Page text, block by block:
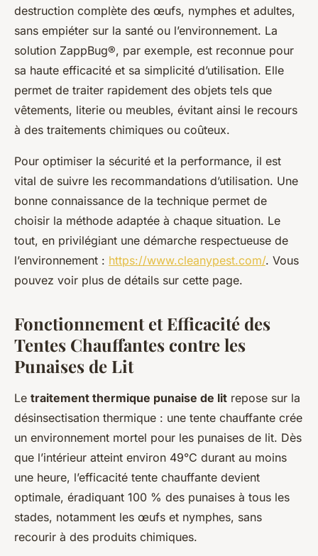
destruction complète des œufs, nymphes et adultes,
sans empiéter sur la santé ou l’environnement. La
solution ZappBug®, par exemple, est reconnue pour
sa haute efficacité et sa simplicité d’utilisation. Elle
permet de traiter rapidement des objets tels que
vêtements, literie ou meubles, évitant ainsi le recours
à des traitements chimiques ou coûteux.
Pour optimiser la sécurité et la performance, il est
vital de suivre les recommandations d’utilisation. Une
bonne connaissance de la technique permet de
choisir la méthode adaptée à chaque situation. Le
tout, en privilégiant une démarche respectueuse de
l’environnement : https://www.cleanypest.com/. Vous
pouvez voir plus de détails sur cette page.
Fonctionnement et Efficacité des
Tentes Chauffantes contre les
Punaises de Lit
Le traitement thermique punaise de lit repose sur la
désinsectisation thermique : une tente chauffante crée
un environnement mortel pour les punaises de lit. Dès
que l’intérieur atteint environ 49°C durant au moins
une heure, l’efficacité tente chauffante devient
optimale, éradiquant 100 % des punaises à tous les
stades, notamment les œufs et nymphes, sans
recourir à des produits chimiques.